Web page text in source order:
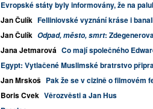
Evropské státy byly informovány, že na
Jan Čulík Felliniovské vyznání kráse i
Jan Čulík Odpad, město, smrt:
Jana Jetmarová Co mají společného
Egypt: Vytlačené Muslimské bratrstvo
Jan Mrskoš Pak že se v cizině o filmovém
Boris Cvek Věrozvěsti a Jan Hus